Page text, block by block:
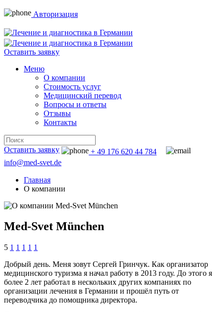
Авторизация
Оставить заявку
Меню
О компании
Стоимость услуг
Медицинский перевод
Вопросы и ответы
Отзывы
Контакты
Оставить заявку
+ 49 176 620 44 784
info@med-svet.de
Главная
О компании
Med-Svet München
5 1 1 1 1 1
Добрый день. Меня зовут Сергей Гринчук. Как организатор
медицинского туризма я начал работу в 2013 году. До этого я
более 2 лет работал в нескольких других компаниях по
организации лечения в Германии и прошёл путь от
переводчика до помощника директора.